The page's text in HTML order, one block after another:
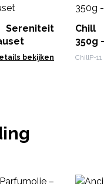
bekijken
Chill
350g
ChillP-11